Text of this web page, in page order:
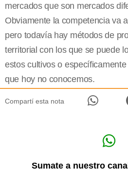
mercados que son mercados
Obviamente la competencia va
pero todavía hay métodos de
territorial con los que se puede
estos cultivos o
que hoy no conocemos.
Compartí esta nota
Sumate a nuestro